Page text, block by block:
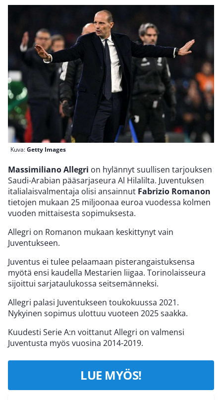
Kuva:Getty Images
Massimiliano Allegri on hylännyt suullisen tarjouksen
Saudi-Arabian pääsarjaseura Al Hilalilta. Juventuksen
italialaisvalmentaja olisi ansainnut Fabrizio Romanon
tietojen mukaan 25 miljoonaa euroa vuodessa kolmen
vuoden mittaisesta sopimuksesta.
Allegri on Romanon mukaan keskittynyt vain
Juventukseen.
Juventus ei tulee pelaamaan pisterangaistuksensa
myötä ensi kaudella Mestarien liigaa. Torinolaisseura
sijoittui sarjataulukossa seitsemänneksi.
Allegri palasi Juventukseen toukokuussa 2021.
Nykyinen sopimus ulottuu vuoteen 2025 saakka.
Kuudesti Serie A:n voittanut Allegri on valmensi
Juventusta myös vuosina 2014-2019.
LUE MYÖS!